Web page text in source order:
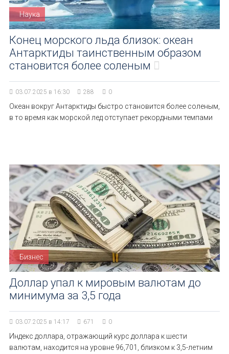
Наука
Конец морского льда близок: океан
Антарктиды таинственным образом
становится более соленым
03.07.2025 в 16:30 288 0
Океан вокруг Антарктиды быстро становится более соленым,
в то время как морской лед отступает рекордными темпами
Бизнес
Доллар упал к мировым валютам до
минимума за 3,5 года
03.07.2025 в 14:17 671 0
Индекс доллара, отражающий курс доллара к шести
валютам, находится на уровне 96,701, близком к 3,5-летним